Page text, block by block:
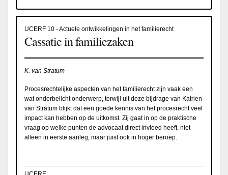
UCERF 10 - Actuele ontwikkelingen in het familierecht
Cassatie in familiezaken
K. van Stratum
Procesrechtelijke aspecten van het familierecht zijn vaak een
wat onderbelicht onderwerp, terwijl uit deze bijdrage van Katrien
van Stratum blijkt dat een goede kennis van het procesrecht veel
impact kan hebben op de uitkomst. Zij gaat in op de praktische
vraag op welke punten de advocaat direct invloed heeft, niet
alleen in eerste aanleg, maar juist ook in hoger beroep.